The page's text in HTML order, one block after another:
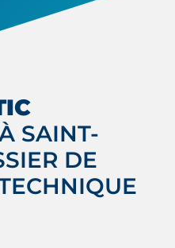
SAINT-
DE